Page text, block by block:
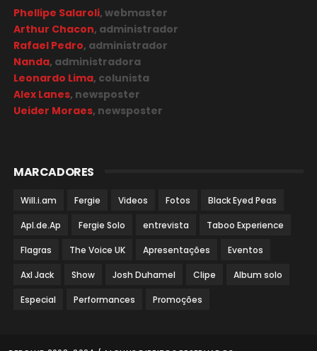
Phellipe Salaroli, webmaster
Arthur Chacon, administrador
Rafael Pedro, administrador
Nanda, administradora
Leonardo Lima, colunista
Alex Lanes, newsposter
Ueider Moraes, newsposter
MARCADORES
Will.i.am Fergie Videos Fotos Black Eyed Peas
Apl.de.Ap Fergie Solo entrevista Taboo Experience
Flagras The Voice UK Apresentações Eventos
Axl Jack Show Josh Duhamel Clipe Album solo
Especial Performances Promoções